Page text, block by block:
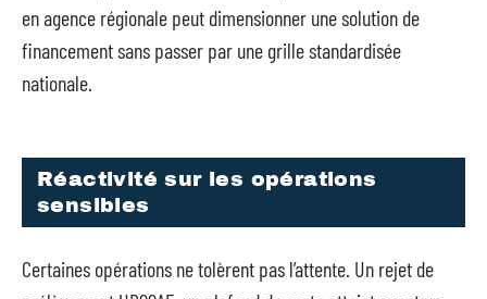
en agence régionale peut dimensionner une solution de
financement sans passer par une grille standardisée
nationale.
Réactivité sur les opérations
sensibles
Certaines opérations ne tolèrent pas l’attente. Un rejet de